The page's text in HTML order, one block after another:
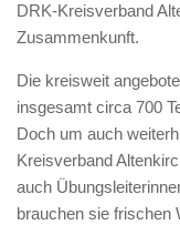
DRK-Kreisverband
Zusammenkunft.
Die kreisweit
insgesamt circa 700
Doch um auch
Kreisverband
auch
brauchen sie frischen